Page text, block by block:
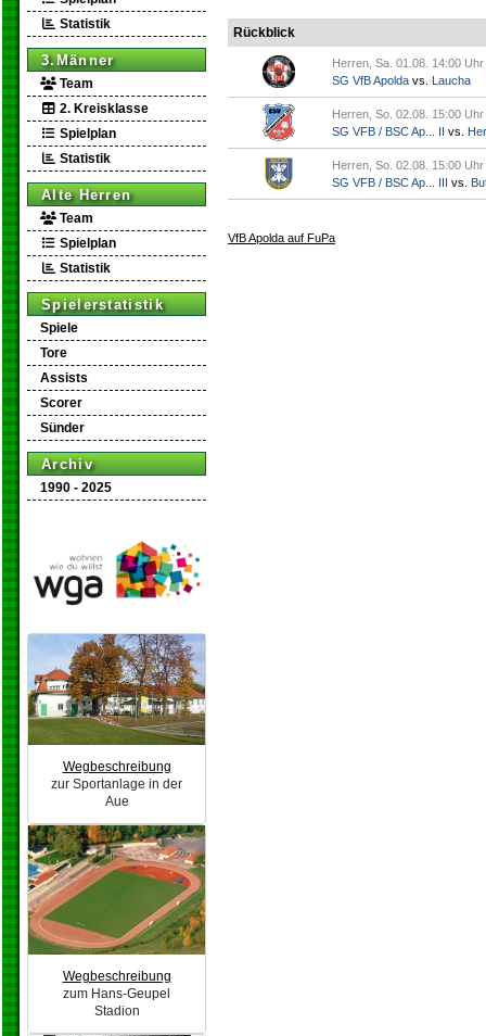
Statistik
3.Männer
Team
2. Kreisklasse
Spielplan
Statistik
Alte Herren
Team
Spielplan
Statistik
Spielerstatistik
Spiele
Tore
Assists
Scorer
Sünder
Archiv
1990 - 2025
Wegbeschreibung
zur Sportanlage in der
Aue
Wegbeschreibung
zum Hans-Geupel
Stadion
Rückblick
Herren, Sa. 01.08. 14:00 Uhr
SG VfB Apolda vs. Laucha
Herren, So. 02.08. 15:00 Uhr
SG VFB / BSC Ap... II vs.
Herren, So. 02.08. 15:00 Uhr
SG VFB / BSC Ap... III vs.
VfB Apolda auf FuPa